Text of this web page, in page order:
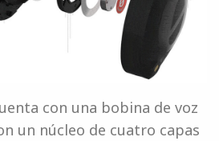
con una bobina de voz
un núcleo de cuatro capas